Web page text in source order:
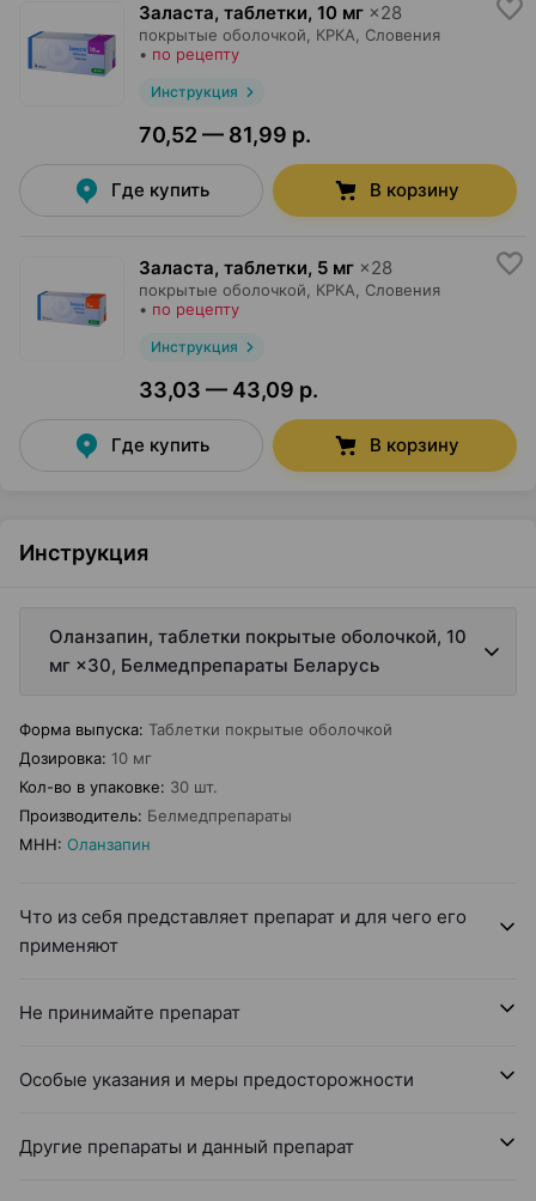
Заласта, таблетки, 10 мг ×28
покрытые оболочкой, КРКА , Словения
• по рецепту
Инструкция
70,52 — 81,99 р.
Где купить В корзину
Заласта, таблетки, 5 мг ×28
покрытые оболочкой, КРКА , Словения
• по рецепту
Инструкция
33,03 — 43,09 р.
Где купить В корзину
Инструкция
Оланзапин, таблетки покрытые оболочкой, 10
мг ×30, Белмедпрепараты Беларусь
Форма выпуска: Таблетки покрытые оболочкой
Дозировка: 10 мг
Кол-во в упаковке: 30 шт.
Производитель: Белмедпрепараты
МНН: Оланзапин
Что из себя представляет препарат и для чего его
применяют
Не принимайте препарат
Особые указания и меры предосторожности
Другие препараты и данный препарат